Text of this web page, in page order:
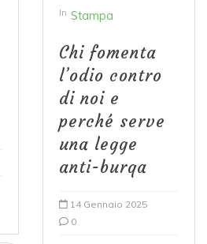
In Stampa
Chi fomenta
l’odio contro
di noi e
perché serve
una legge
anti-burqa
14 Gennaio 2025
0